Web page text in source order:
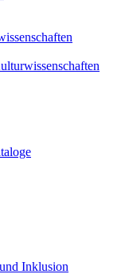
Inklusion